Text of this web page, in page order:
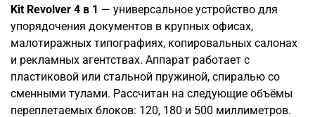
Kit Revolver 4 в 1 — универсальное устройство для
упорядочения документов в крупных офисах,
малотиражных типографиях, копировальных салонах
и рекламных агентствах. Аппарат работает с
пластиковой или стальной пружиной, спиралью со
сменными тулами. Рассчитан на следующие объёмы
переплетаемых блоков: 120, 180 и 500 миллиметров.